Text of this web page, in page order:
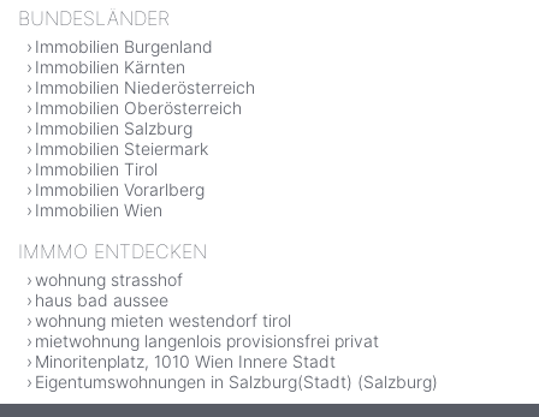
BUNDESLÄNDER
Immobilien Burgenland
Immobilien Kärnten
Immobilien Niederösterreich
Immobilien Oberösterreich
Immobilien Salzburg
Immobilien Steiermark
Immobilien Tirol
Immobilien Vorarlberg
Immobilien Wien
IMMMO ENTDECKEN
wohnung strasshof
haus bad aussee
wohnung mieten westendorf tirol
mietwohnung langenlois provisionsfrei privat
Minoritenplatz, 1010 Wien Innere Stadt
Eigentumswohnungen in Salzburg(Stadt) (Salzburg)